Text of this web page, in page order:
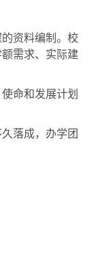
资料编制。校
需求、实际建
命和发展计划
落成，办学团